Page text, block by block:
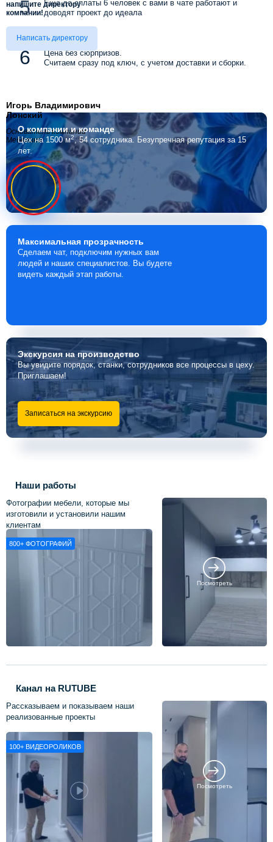
Еще до оплаты 6 человек с вами в чате работают и
доводят проект до идеала
Цена без сюрпризов.
Считаем сразу под ключ, с учетом доставки и сборки.
напишите директору
компании!
Написать директору
Игорь Владимирович
Лонский
Основатель компании
Мебелино
О компаниии команде
Цех на 1500 м2, 54 сотрудника. Безупречная репутация за 15
лет.
Максимальная прозрачность
Сделаем чат, подключим нужных вам
людей и наших специалистов. Вы будете
видеть каждый этап работы.
Экскурсияна производство
Вы увидите порядок, станки, сотрудников все процессы в цеху.
Приглашаем!
Записаться на экскурсию
Наши работы
Фотографии мебели, которые мы
изготовили и установили нашим
клиентам
800+ ФОТОГРАФИЙ
Посмотреть
Канал на RUTUBE
Рассказываем и показываем наши
реализованные проекты
100+ ВИДЕОРОЛИКОВ
Посмотреть